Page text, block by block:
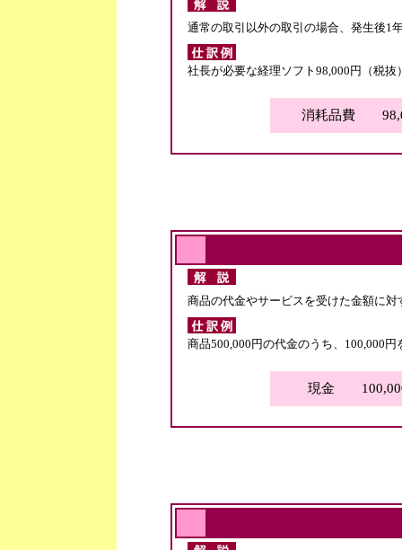
通常の取引以外の取引の場合、発生後1
社長が必要な経理ソフト98,000円（税
消耗品費
商品の代金やサービスを受けた金額に
商品500,000円の代金のうち、100,000
現金